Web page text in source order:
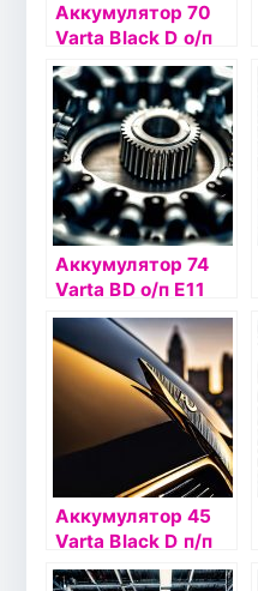
Аккумулятор 70
Varta Black D о/п
E13 (570 409)
Аккумулятор 74
Varta BD о/п Е11
(574 012)
Аккумулятор 45
Varta Black D п/п
B20 (545 413)